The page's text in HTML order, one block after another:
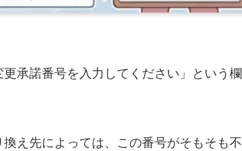
承諾番号を入力してください」という欄
え先によっては、この番号がそもそも不